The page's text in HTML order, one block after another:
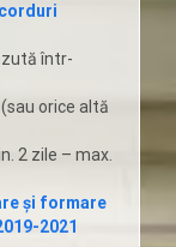
într-
orice altă
2 zile – max.
și formare
2021